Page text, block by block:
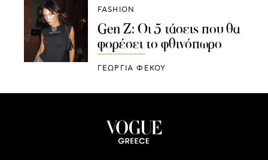
FASHION
Gen Z: Οι 5 τάσεις που θα
φορέσει το φθινόπωρο
ΓΕΩΡΓΙΑ ΦΕΚΟΥ